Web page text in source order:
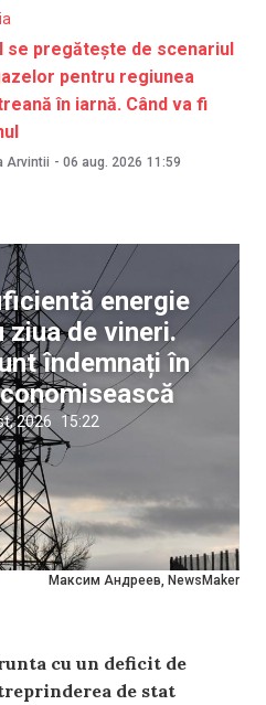
se pregătește de scenariul
pentru regiunea
în iarnă. Când va fi
Arvintii - 06 aug. 2026 11:59
Максим Андреев, NewsMaker
energie
ziua de vineri.
îndemnați în
2026 15:22
cu un deficit de
de stat